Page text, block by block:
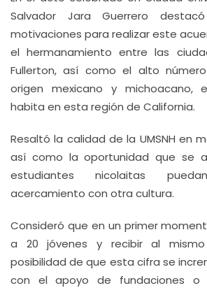
Salvador Jara Guerrero
motivaciones para realizar este
el hermanamiento entre las
Fullerton, así como el alto
origen mexicano y michoacano,
habita en esta región de California.
Resaltó la calidad de la UMSNH en
así como la oportunidad que se
estudiantes nicolaitas
acercamiento con otra cultura.
Consideró que en un primer
a 20 jóvenes y recibir al
posibilidad de que esta cifra se
con el apoyo de fundaciones o